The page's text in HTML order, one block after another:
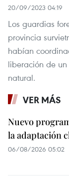
20/09/2023 04:19
Los guardias
provincia
habían
liberación de
natural.
VER MÁS
Nuevo
la adaptación
06/08/2026 05:02